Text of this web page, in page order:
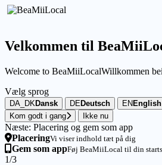
Velkommen til
Welcome to BeaMiiLocalWillkommen
Vælg sprog
DA_DK Dansk DE Deutsch EN English
Kom godt i gang
Ikke nu
Næste: Placering og gem som app
PlaceringVi viser indhold tæt på dig
Gem som appFøj BeaMiiLocal til din
1/3